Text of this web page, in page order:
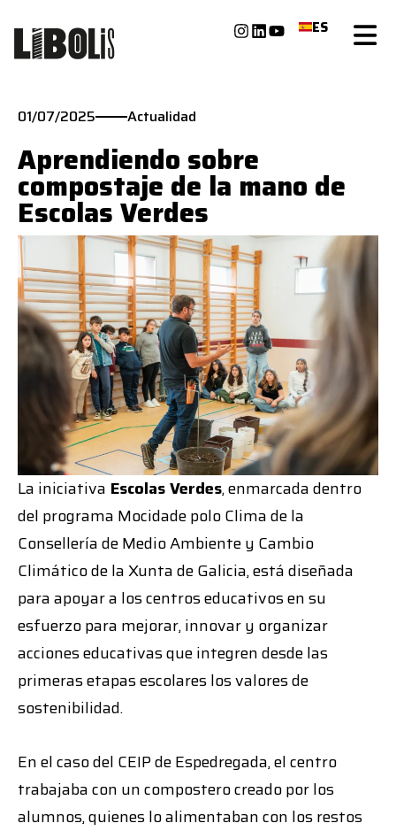
ES
Aprendiendo sobre
compostaje de la mano de
Escolas Verdes
01/07/2025 Actualidad
La iniciativa Escolas Verdes, enmarcada dentro
del programa Mocidade polo Clima de la
Consellería de Medio Ambiente y Cambio
Climático de la Xunta de Galicia, está diseñada
para apoyar a los centros educativos en su
esfuerzo para mejorar, innovar y organizar
acciones educativas que integren desde las
primeras etapas escolares los valores de
sostenibilidad.
En el caso del CEIP de Espedregada, el centro
trabajaba con un compostero creado por los
alumnos, quienes lo alimentaban con los restos